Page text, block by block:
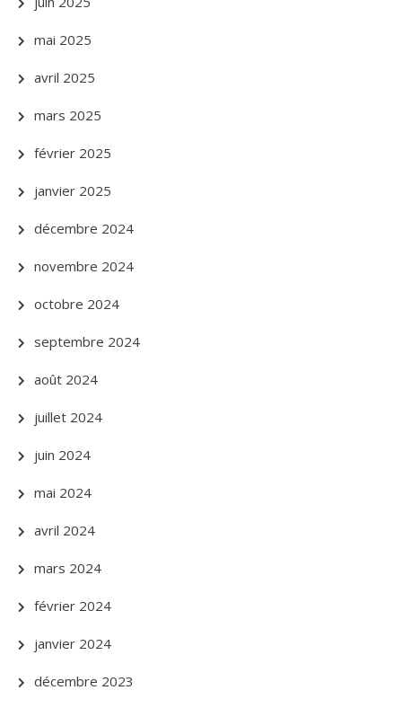
mai 2025
avril 2025
mars 2025
février 2025
janvier 2025
décembre 2024
novembre 2024
octobre 2024
septembre 2024
août 2024
juillet 2024
juin 2024
mai 2024
avril 2024
mars 2024
février 2024
janvier 2024
décembre 2023